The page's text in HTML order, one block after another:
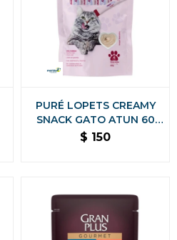
PURÉ LOPETS CREAMY
SNACK GATO ATUN 60
GRS
$ 150